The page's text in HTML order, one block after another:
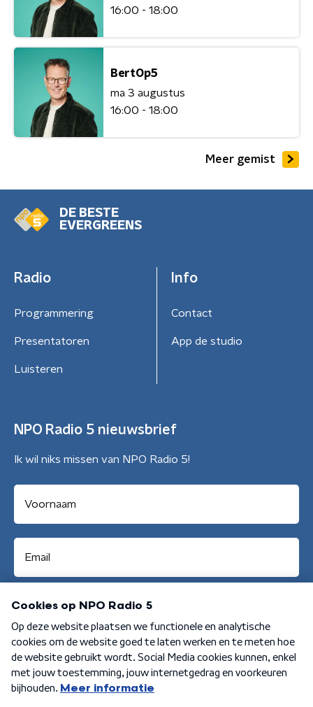
16:00 - 18:00
BertOp5
ma 3 augustus
16:00 - 18:00
Meer gemist
DE BESTE
EVERGREENS
Radio
Programmering
Presentatoren
Luisteren
Info
Contact
App de studio
NPO Radio 5 nieuwsbrief
Ik wil niks missen van NPO Radio 5!
Aanmelden
Algemene voorwaarden